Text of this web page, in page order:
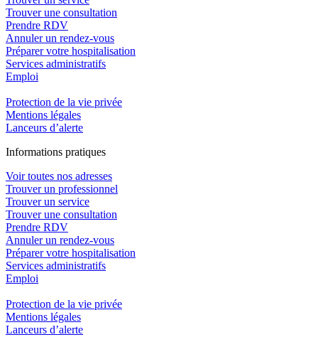
Trouver une consultation
Prendre RDV
Annuler un rendez-vous
Préparer votre hospitalisation
Services administratifs
Emploi​
Protection de la vie privée
Mentions légales
Lanceurs d’alerte
Informations pratiques
Voir toutes nos adresses
Trouver un professionnel
Trouver un service
Trouver une consultation
Prendre RDV
Annuler un rendez-vous
Préparer votre hospitalisation
Services administratifs
Emploi​
Protection de la vie privée
Mentions légales
Lanceurs d’alerte